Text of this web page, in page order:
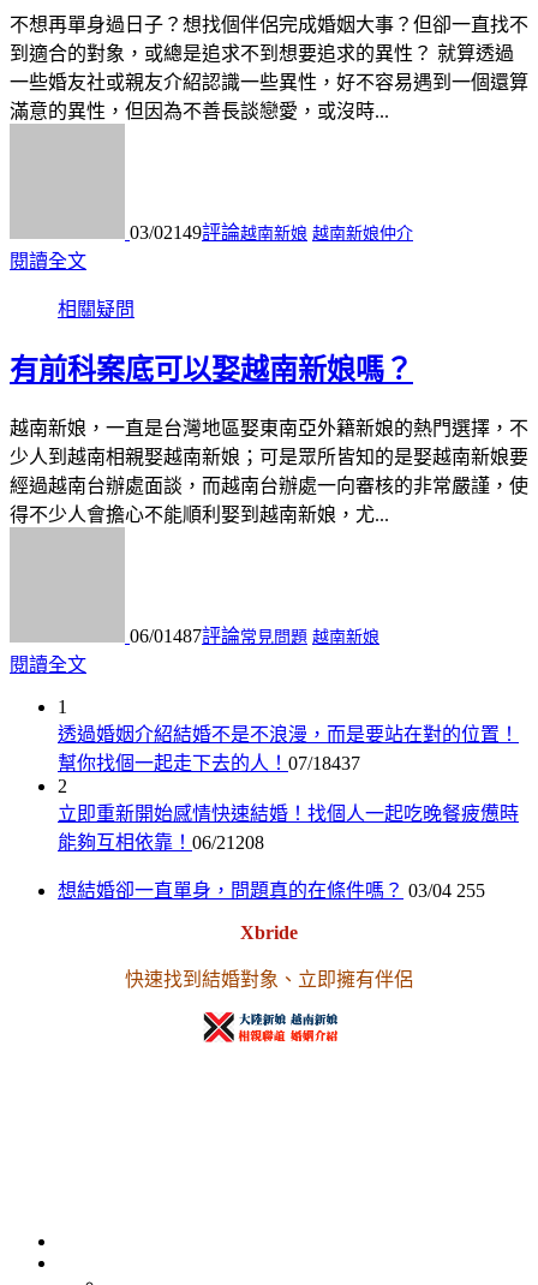
不想再單身過日子？想找個伴侶完成婚姻大事？但卻一直找不
到適合的對象，或總是追求不到想要追求的異性？ 就算透過
一些婚友社或親友介紹認識一些異性，好不容易遇到一個還算
滿意的異性，但因為不善長談戀愛，或沒時...
03/02149評論越南新娘 越南新娘仲介
閱讀全文
相關疑問
有前科案底可以娶越南新娘嗎？
越南新娘，一直是台灣地區娶東南亞外籍新娘的熱門選擇，不
少人到越南相親娶越南新娘；可是眾所皆知的是娶越南新娘要
經過越南台辦處面談，而越南台辦處一向審核的非常嚴謹，使
得不少人會擔心不能順利娶到越南新娘，尤...
06/01487評論常見問題 越南新娘
閱讀全文
1
透過婚姻介紹結婚不是不浪漫，而是要站在對的位置！
幫你找個一起走下去的人！ 07/18437
2
立即重新開始感情快速結婚！找個人一起吃晚餐疲憊時
能夠互相依靠！ 06/21 208
想結婚卻一直單身，問題真的在條件嗎？ 03/04 255
Xbride
快速找到結婚對象、立即擁有伴侶